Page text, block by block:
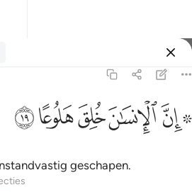
ﱪ ﱫﱬﱭﱮﱯ
geschapen.